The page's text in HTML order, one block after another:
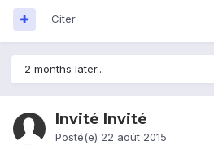
Citer
2 months later...
Invité Invité
Posté(e) 22 août 2015